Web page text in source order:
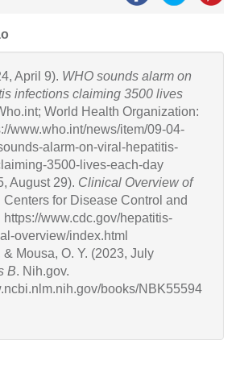
April 9). WHO sounds alarm on
infections claiming 3500 lives
World Health Organization:
www.who.int/news/item/09-04-
alarm-on-viral-hepatitis-
3500-lives-each-day
August 29). Clinical Overview of
Centers for Disease Control and
https://www.cdc.gov/hepatitis-
overview/index.html
& Mousa, O. Y. (2023, July
B. Nih.gov.
books/NBK55594